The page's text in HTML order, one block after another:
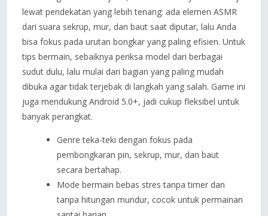
lewat pendekatan yang lebih tenang: ada elemen ASMR
dari suara sekrup, mur, dan baut saat diputar, lalu Anda
bisa fokus pada urutan bongkar yang paling efisien. Untuk
tips bermain, sebaiknya periksa model dari berbagai
sudut dulu, lalu mulai dari bagian yang paling mudah
dibuka agar tidak terjebak di langkah yang salah. Game ini
juga mendukung Android 5.0+, jadi cukup fleksibel untuk
banyak perangkat.
Genre teka-teki dengan fokus pada
pembongkaran pin, sekrup, mur, dan baut
secara bertahap.
Mode bermain bebas stres tanpa timer dan
tanpa hitungan mundur, cocok untuk permainan